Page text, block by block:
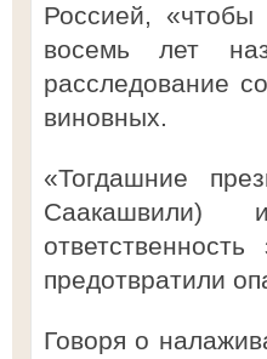
Россией,
восемь лет
расследование
виновных.
«Тогдашние
Саакашвили)
предотвратили
Говоря о